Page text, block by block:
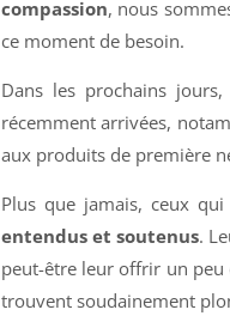
compassion, nous
ce moment de besoin.
Dans les prochains
récemment arrivées,
aux produits de première
Plus que jamais, ceux
entendus et soutenus.
peut-être leur offrir un
trouvent soudainement